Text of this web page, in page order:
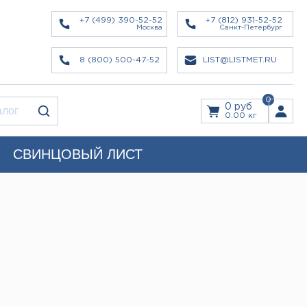
+7 (499) 390-52-52
Москва
+7 (812) 931-52-52
Санкт-Петербург
8 (800) 500-47-52 LIST@LISTMET.RU
0
0 руб
0.00 кг
СВИНЦОВЫЙ ЛИСТ